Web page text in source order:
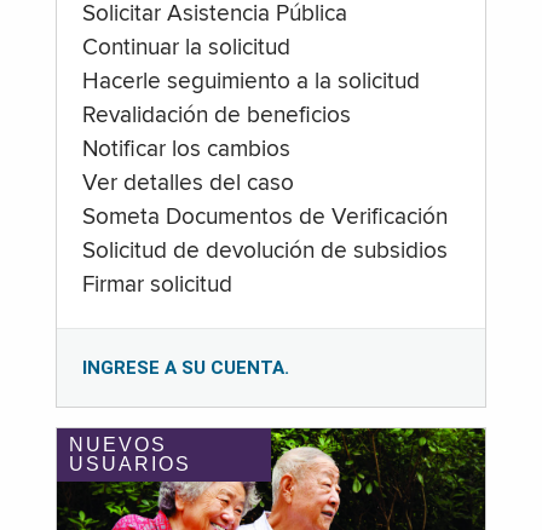
Solicitar Asistencia Pública
Continuar la solicitud
Hacerle seguimiento a la solicitud
Revalidación de beneficios
Notificar los cambios
Ver detalles del caso
Someta Documentos de Verificación
Solicitud de devolución de subsidios
Firmar solicitud
INGRESE A SU CUENTA.
NUEVOS
USUARIOS